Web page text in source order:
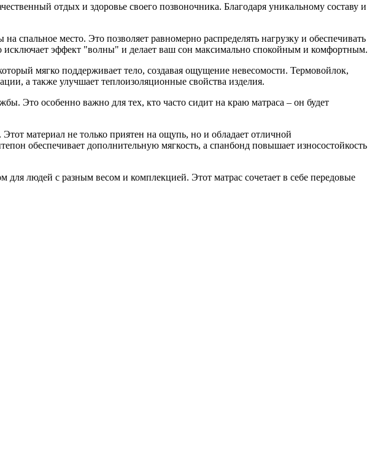
отдых и здоровье своего позвоночника. Благодаря уникальному составу и
место. Это позволяет равномерно распределять нагрузку и обеспечивать
эффект "волны" и делает ваш сон максимально спокойным и комфортным.
мягко поддерживает тело, создавая ощущение невесомости. Термовойлок,
а также улучшает теплоизоляционные свойства изделия.
Это особенно важно для тех, кто часто сидит на краю матраса – он будет
материал не только приятен на ощупь, но и обладает отличной
обеспечивает дополнительную мягкость, а спанбонд повышает износостойкость
людей с разным весом и комплекцией. Этот матрас сочетает в себе передовые